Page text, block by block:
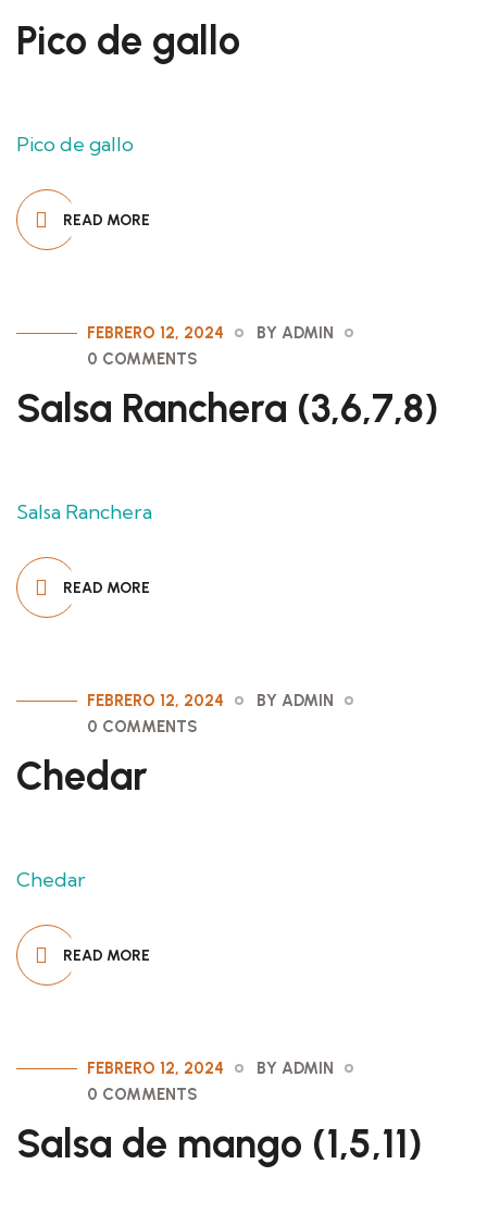
Pico de gallo
Pico de gallo
READ MORE
FEBRERO 12, 2024
BY ADMIN
0 COMMENTS
Salsa Ranchera (3,6,7,8)
Salsa Ranchera
READ MORE
FEBRERO 12, 2024
BY ADMIN
0 COMMENTS
Chedar
Chedar
READ MORE
FEBRERO 12, 2024
BY ADMIN
0 COMMENTS
Salsa de mango (1,5,11)